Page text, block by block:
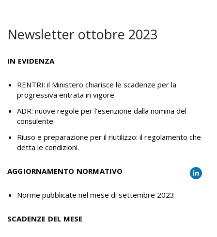
Newsletter ottobre 2023
IN EVIDENZA
RENTRI: il Ministero chiarisce le scadenze per la
progressiva entrata in vigore.
ADR: nuove regole per l’esenzione dalla nomina del
consulente.
Riuso e preparazione per il riutilizzo: il regolamento che
detta le condizioni.
AGGIORNAMENTO NORMATIVO
Norme pubblicate nel mese di settembre 2023
SCADENZE DEL MESE